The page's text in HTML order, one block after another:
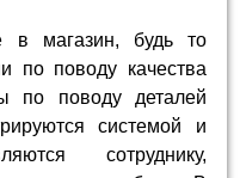
в магазин, будь то
по поводу качества
по поводу деталей
системой и
сотруднику,